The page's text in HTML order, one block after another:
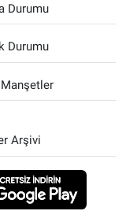
Durumu
Durumu
Arşivi